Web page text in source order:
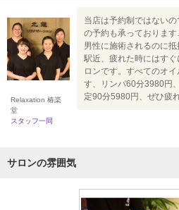
Relaxation 椿楽
堂
スタッフ一同
当店は予約制ではない
の予約も承っておりま
男性に施術されるのに
駅近、疲れた時にはす
ロンです。すべてのオ
す、リンパ60分3980円
定90分5980円、ぜひ疲
サロンの雰囲気